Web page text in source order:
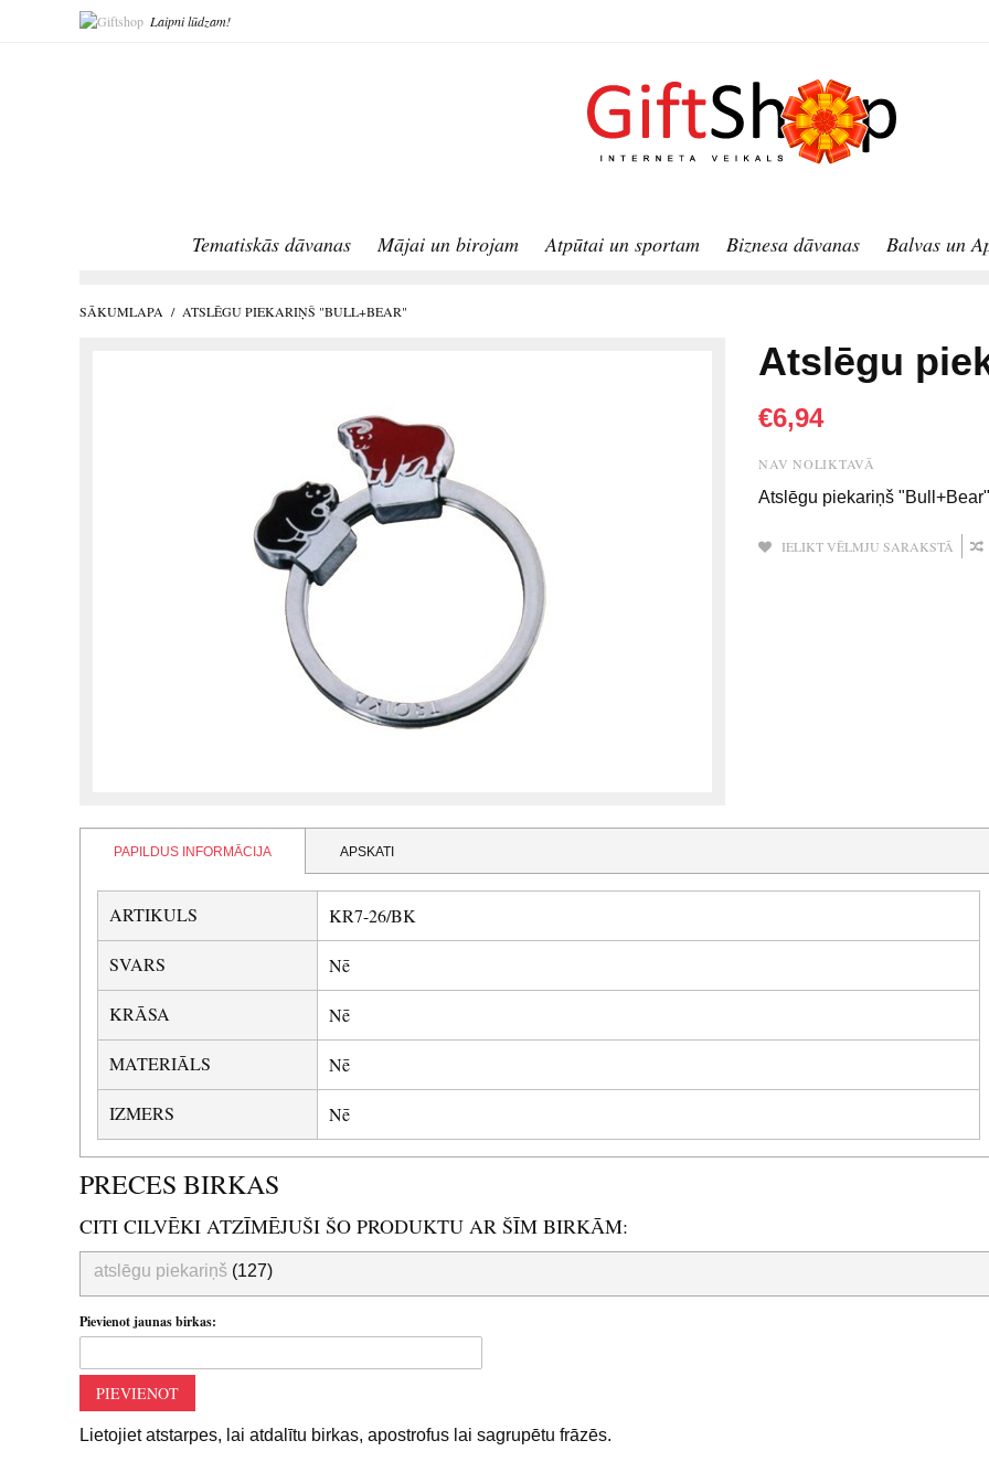
Laipni lūdzam!
Tematiskās dāvanas Mājai un birojam Atpūtai un sportam Biznesa dāvanas Balvas un
SĀKUMLAPA / ATSLĒGU PIEKARIŅŠ "BULL+BEAR"
Atslēgu
€6,94
NAV NOLIKTAVĀ
Atslēgu piekariņš
IELIKT VĒLMJU SARAKSTĀ
PAPILDUS INFORMĀCIJA APSKATI
ARTIKULS KR7-26/BK
SVARS Nē
KRĀSA Nē
MATERIĀLS Nē
IZMERS Nē
PRECES BIRKAS
CITI CILVĒKI ATZĪMĒJUŠI ŠO PRODUKTU AR ŠĪM BIRKĀM:
atslēgu piekariņš (127)
Pievienot jaunas birkas:
PIEVIENOT
Lietojiet atstarpes, lai atdalītu birkas, apostrofus lai sagrupētu frāzēs.